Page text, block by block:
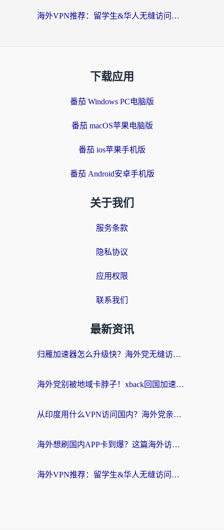
海外VPN推荐：留学生&华人无缝访问国内资源的避坑指南
下载应用
番茄 Windows PC电脑版
番茄 macOS苹果电脑版
番茄 ios苹果手机版
番茄 Android安卓手机版
关于我们
服务条款
隐私协议
应用权限
联系我们
最新资讯
归雁加速器怎么升级快？海外党无缝访问国内资源的全攻略（附免费VPN推荐Dcard热门款）
海外党别被地域卡脖子！xback回国加速器选择全攻略，轻松刷剧玩国服
从印度用什么VPN访问国内？海外党亲测的无缝回国上网指南
海外想刷国内APP卡到爆？这篇海外访问国内服务器加速指南帮你解决所有问题
海外VPN推荐：留学生&华人无缝访问国内资源的避坑指南